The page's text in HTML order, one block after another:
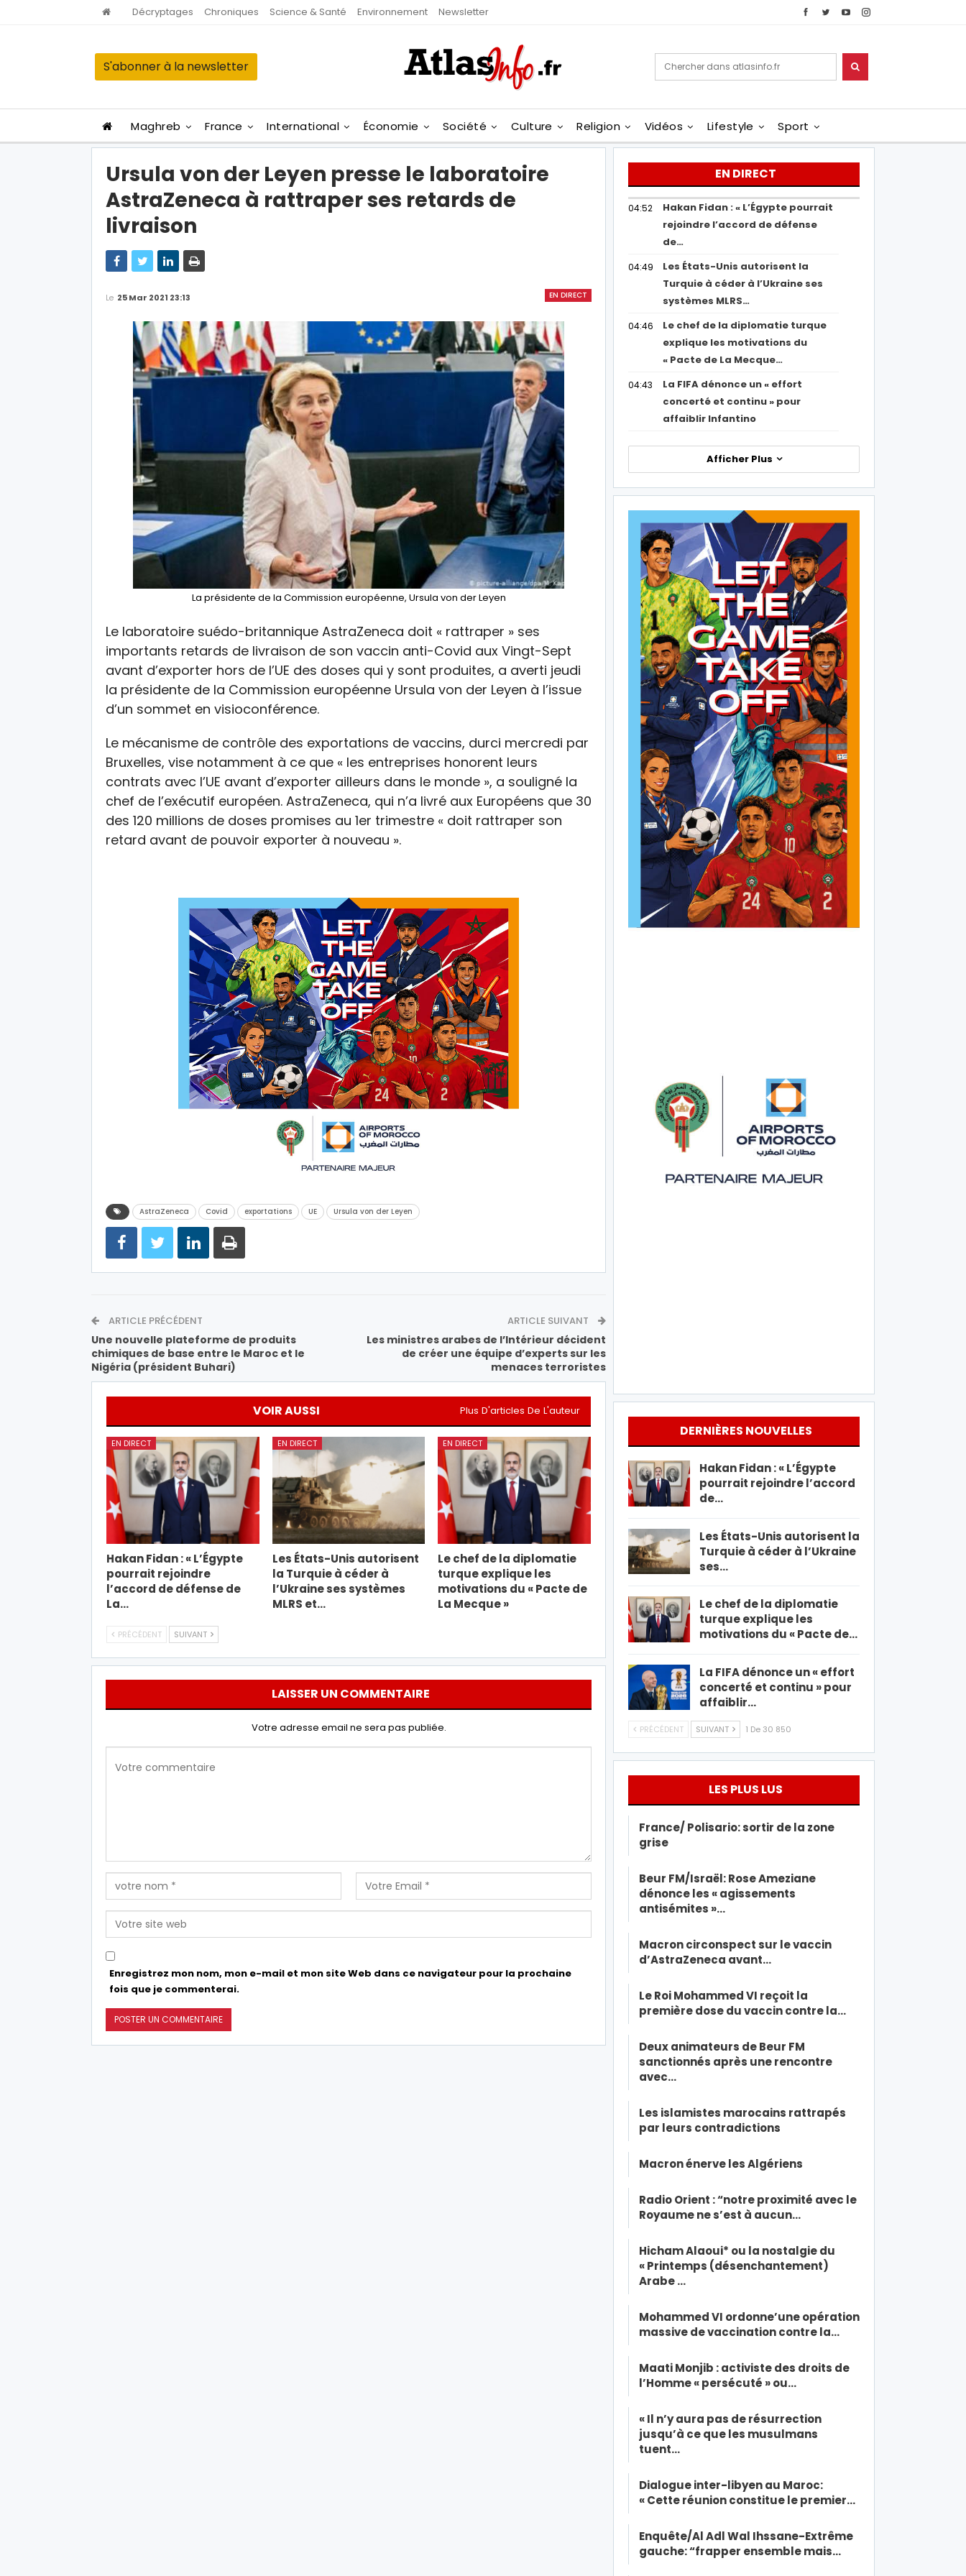
Décryptages Chroniques Science & Santé Environnement Newsletter
S'abonner à la newsletter
Maghreb France International Économie Société Culture Religion Vidéos Lifestyle Sport
Ursula von der Leyen presse le laboratoire
AstraZeneca à rattraper ses retards de
livraison
EN DIRECT
Le 25 Mar 2021 23:13
La présidente de la Commission européenne, Ursula von der Leyen
Le laboratoire suédo-britannique AstraZeneca doit « rattraper » ses
importants retards de livraison de son vaccin anti-Covid aux Vingt-Sept
avant d’exporter hors de l’UE des doses qui y sont produites, a averti jeudi
la présidente de la Commission européenne Ursula von der Leyen à l’issue
d’un sommet en visioconférence.
Le mécanisme de contrôle des exportations de vaccins, durci mercredi par
Bruxelles, vise notamment à ce que « les entreprises honorent leurs
contrats avec l’UE avant d’exporter ailleurs dans le monde », a souligné la
chef de l’exécutif européen. AstraZeneca, qui n’a livré aux Européens que 30
des 120 millions de doses promises au 1er trimestre « doit rattraper son
retard avant de pouvoir exporter à nouveau ».
AstraZeneca Covid exportations UE Ursula von der Leyen
ARTICLE PRÉCÉDENT
Une nouvelle plateforme de produits
chimiques de base entre le Maroc et le
Nigéria (président Buhari)
ARTICLE SUIVANT
Les ministres arabes de l’Intérieur décident
de créer une équipe d’experts sur les
menaces terroristes
VOIR AUSSI Plus D'articles De L'auteur
EN DIRECT
Hakan Fidan : « L’Égypte
pourrait rejoindre
l’accord de défense de
La…
EN DIRECT
Les États-Unis autorisent
la Turquie à céder à
l’Ukraine ses systèmes
MLRS et…
EN DIRECT
Le chef de la diplomatie
turque explique les
motivations du « Pacte de
La Mecque »
PRÉCÉDENT SUIVANT
LAISSER UN COMMENTAIRE
Votre adresse email ne sera pas publiée.
Enregistrez mon nom, mon e-mail et mon site Web dans ce navigateur pour la prochaine
fois que je commenterai.
EN DIRECT
04:52
Hakan Fidan : « L’Égypte pourrait
rejoindre l’accord de défense
de…
04:49
Les États-Unis autorisent la
Turquie à céder à l’Ukraine ses
systèmes MLRS…
04:46
Le chef de la diplomatie turque
explique les motivations du
« Pacte de La Mecque…
04:43
La FIFA dénonce un « effort
concerté et continu » pour
affaiblir Infantino
Afficher Plus
DERNIÈRES NOUVELLES
Hakan Fidan : « L’Égypte
pourrait rejoindre l’accord
de…
Les États-Unis autorisent la
Turquie à céder à l’Ukraine
ses…
Le chef de la diplomatie
turque explique les
motivations du « Pacte de…
La FIFA dénonce un « effort
concerté et continu » pour
affaiblir…
PRÉCÉDENT SUIVANT 1 De 30 850
LES PLUS LUS
France/ Polisario: sortir de la zone
grise
Beur FM/Israël: Rose Ameziane
dénonce les « agissements
antisémites »…
Macron circonspect sur le vaccin
d’AstraZeneca avant…
Le Roi Mohammed VI reçoit la
première dose du vaccin contre la…
Deux animateurs de Beur FM
sanctionnés après une rencontre
avec…
Les islamistes marocains rattrapés
par leurs contradictions
Macron énerve les Algériens
Radio Orient : “notre proximité avec le
Royaume ne s’est à aucun…
Hicham Alaoui* ou la nostalgie du
« Printemps (désenchantement)
Arabe …
Mohammed VI ordonne’une opération
massive de vaccination contre la…
Maati Monjib : activiste des droits de
l’Homme « persécuté » ou…
« Il n’y aura pas de résurrection
jusqu’à ce que les musulmans
tuent…
Dialogue inter-libyen au Maroc:
« Cette réunion constitue le premier…
Enquête/Al Adl Wal Ihssane-Extrême
gauche: “frapper ensemble mais…